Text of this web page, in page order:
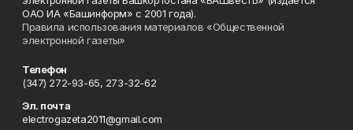
ОАО ИА «Башинформ» с 2001 года).
Правила использования материалов «Общественной
электронной газеты»
Телефон
(347) 272-93-65, 273-32-62
Эл. почта
electrogazeta2011@gmail.com